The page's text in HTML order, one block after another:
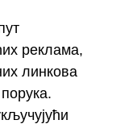
реклама,
линкова